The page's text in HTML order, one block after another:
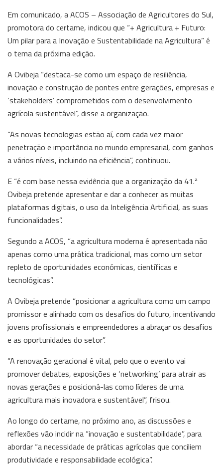
Em comunicado, a ACOS – Associação de Agricultores do Sul,
promotora do certame, indicou que “+ Agricultura + Futuro:
Um pilar para a Inovação e Sustentabilidade na Agricultura” é
o tema da próxima edição.
A Ovibeja “destaca-se como um espaço de resiliência,
inovação e construção de pontes entre gerações, empresas e
‘stakeholders’ comprometidos com o desenvolvimento
agrícola sustentável”, disse a organização.
“As novas tecnologias estão aí, com cada vez maior
penetração e importância no mundo empresarial, com ganhos
a vários níveis, incluindo na eficiência”, continuou.
E “é com base nessa evidência que a organização da 41.ª
Ovibeja pretende apresentar e dar a conhecer as muitas
plataformas digitais, o uso da Inteligência Artificial, as suas
funcionalidades”.
Segundo a ACOS, “a agricultura moderna é apresentada não
apenas como uma prática tradicional, mas como um setor
repleto de oportunidades económicas, científicas e
tecnológicas”.
A Ovibeja pretende “posicionar a agricultura como um campo
promissor e alinhado com os desafios do futuro, incentivando
jovens profissionais e empreendedores a abraçar os desafios
e as oportunidades do setor”.
“A renovação geracional é vital, pelo que o evento vai
promover debates, exposições e ‘networking’ para atrair as
novas gerações e posicioná-las como líderes de uma
agricultura mais inovadora e sustentável”, frisou.
Ao longo do certame, no próximo ano, as discussões e
reflexões vão incidir na “inovação e sustentabilidade”, para
abordar “a necessidade de práticas agrícolas que conciliem
produtividade e responsabilidade ecológica”.